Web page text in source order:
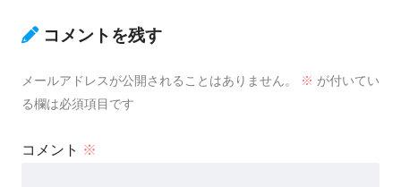
コメントを残す
メールアドレスが公開されることはありません。 ※ が付いてい
る欄は必須項目です
コメント ※